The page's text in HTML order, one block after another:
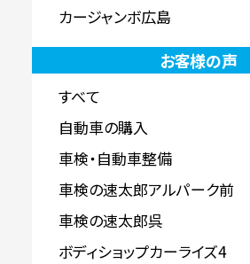
カージャンボ広島
お客様の声
すべて
自動車の購入
車検・自動車整備
車検の速太郎アルパーク前
車検の速太郎呉
ボディショップカーライズ4